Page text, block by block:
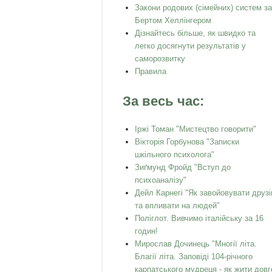
Закони родових (сімейних) систем за
Бертом Хеллінгером
Дізнайтесь більше, як швидко та
легко досягнути результатів у
саморозвитку
Правила
За весь час:
Іржі Томан "Мистецтво говорити"
Вікторія Горбунова "Записки
шкільного психолога"
Зиґмунд Фройд "Вступ до
психоаналізу"
Дейл Карнегі "Як завойовувати
та впливати на людей"
Поліглот. Вивчимо італійську за 16
годин!
Мирослав Дочинець "Многії літа.
Благії літа. Заповіді 104-річного
карпатського мудреця - як жити